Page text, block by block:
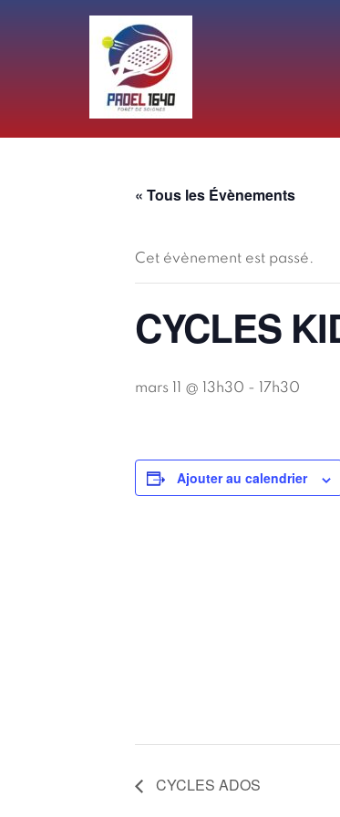
« Tous les Évènements
Cet évènement est passé.
CYCLES
mars 11 @ 13h30 - 17h30
Ajouter au calendrier
CYCLES ADOS